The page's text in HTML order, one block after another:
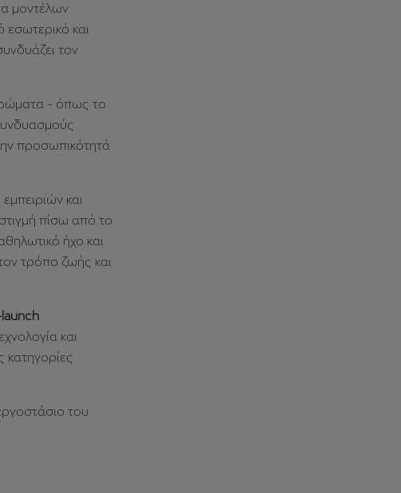
μοντέλων
εσωτερικό και
τον
- όπως το
προσωπικότητά
και
πίσω από το
ήχο και
τρόπο ζωής και
και
κατηγορίες
του